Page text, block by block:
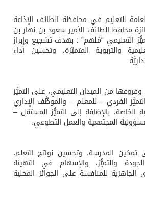
للتعليم في محافظة الطائف الإذاعة
محافظ الطائف الأمير سعود بن نهار بن
التعليمي “مُلهم” ؛ بهدف تشجيع وإبراز
والتربوية المتميِّزة، وتحسين أداء
وفروعها من الميدان التعليمي، على التميُّز
الفردي – للمعلم – والموظَّف الإداري
الخاصة، بالإضافة إلى التميُّز المستقل –
المجتمعية والعمل التطوعي.
المدرسة، وتحسين نواتج التعلم،
والتميُّز، والإسهام في التهيئة
للمنافسة على الجوائز المحلية